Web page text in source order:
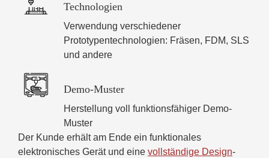
Technologien
Verwendung verschiedener
Prototypentechnologien: Fräsen, FDM, SLS
und andere
Demo-Muster
Herstellung voll funktionsfähiger Demo-
Muster
Der Kunde erhält am Ende ein funktionales
elektronisches Gerät und eine vollständige Design-